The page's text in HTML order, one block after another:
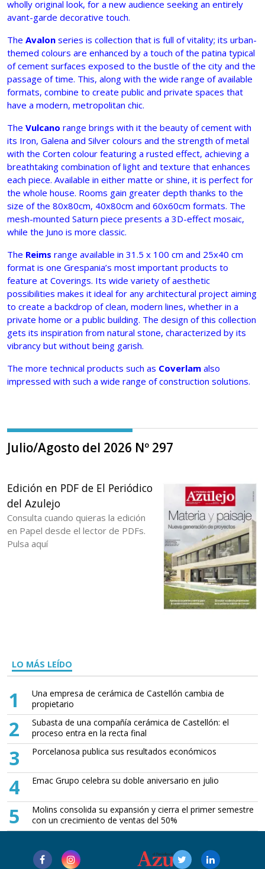
wholly original look, for a new audience seeking an entirely
avant-garde decorative touch.
The Avalon series is collection that is full of vitality; its urban-
themed colours are enhanced by a touch of the patina typical
of cement surfaces exposed to the bustle of the city and the
passage of time. This, along with the wide range of available
formats, combine to create public and private spaces that
have a modern, metropolitan chic.
The Vulcano range brings with it the beauty of cement with
its Iron, Galena and Silver colours and the strength of metal
with the Corten colour featuring a rusted effect, achieving a
breathtaking combination of light and texture that enhances
each piece. Available in either matte or shine, it is perfect for
the whole house. Rooms gain greater depth thanks to the
size of the 80x80cm, 40x80cm and 60x60cm formats. The
mesh-mounted Saturn piece presents a 3D-effect mosaic,
while the Juno is more classic.
The Reims range available in 31.5 x 100 cm and 25x40 cm
format is one Grespania’s most important products to
feature at Coverings. Its wide variety of aesthetic
possibilities makes it ideal for any architectural project aiming
to create a backdrop of clean, modern lines, whether in a
private home or a public building. The design of this collection
gets its inspiration from natural stone, characterized by its
vibrancy but without being garish.
The more technical products such as Coverlam also
impressed with such a wide range of construction solutions.
Julio/Agosto del 2026 Nº 297
Edición en PDF de El Periódico
del Azulejo
Consulta cuando quieras la edición
en Papel desde el lector de PDFs.
Pulsa aquí
LO MÁS LEÍDO
1
Una empresa de cerámica de Castellón cambia de
propietario
2
Subasta de una compañía cerámica de Castellón: el
proceso entra en la recta final
3 Porcelanosa publica sus resultados económicos
4 Emac Grupo celebra su doble aniversario en julio
5
Molins consolida su expansión y cierra el primer semestre
con un crecimiento de ventas del 50%